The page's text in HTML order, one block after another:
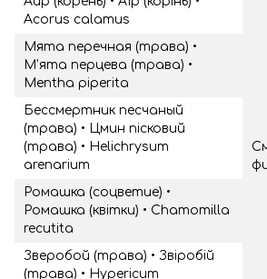
Acorus calamus
Мята перечная (трава) •
М’ята перцева (трава) •
Mentha piperita
Бессмертник песчаный
(трава) • Цмин пісковий
(трава) • Helichrysum
arenarium
Ромашка (соцветие) •
Ромашка (квітки) • Chamomilla
recutita
Зверобой (трава) • Звіробій
(трава) • Hypericum